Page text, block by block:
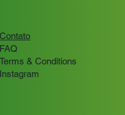
Contato
FAQ
Terms & Conditions
Instagram